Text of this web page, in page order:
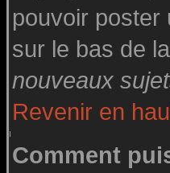
pouvoir poster
sur le bas de
nouveaux
Revenir en
Comment